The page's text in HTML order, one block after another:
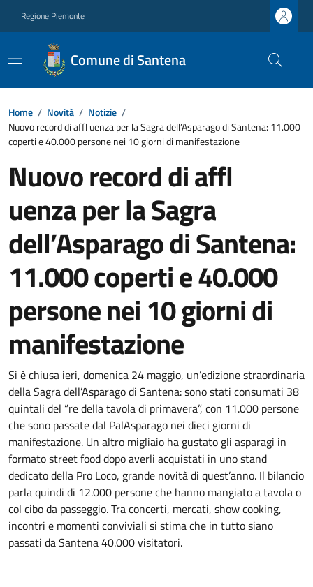
Regione Piemonte
Comune di Santena
Home / Novità / Notizie /
Nuovo record di affl uenza per la Sagra dell’Asparago di Santena: 11.000
coperti e 40.000 persone nei 10 giorni di manifestazione
Nuovo record di affl
uenza per la Sagra
dell’Asparago di Santena:
11.000 coperti e 40.000
persone nei 10 giorni di
manifestazione
Si è chiusa ieri, domenica 24 maggio, un’edizione straordinaria
della Sagra dell’Asparago di Santena: sono stati consumati 38
quintali del “re della tavola di primavera”, con 11.000 persone
che sono passate dal PalAsparago nei dieci giorni di
manifestazione. Un altro migliaio ha gustato gli asparagi in
formato street food dopo averli acquistati in uno stand
dedicato della Pro Loco, grande novità di quest’anno. Il bilancio
parla quindi di 12.000 persone che hanno mangiato a tavola o
col cibo da passeggio. Tra concerti, mercati, show cooking,
incontri e momenti conviviali si stima che in tutto siano
passati da Santena 40.000 visitatori.